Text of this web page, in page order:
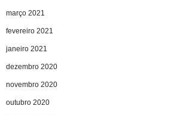
março 2021
fevereiro 2021
janeiro 2021
dezembro 2020
novembro 2020
outubro 2020